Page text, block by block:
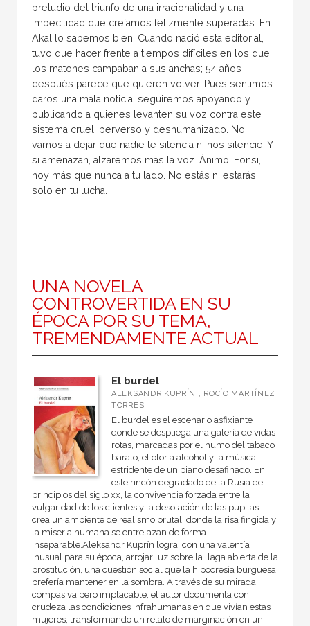
preludio del triunfo de una irracionalidad y una
imbecilidad que creíamos felizmente superadas. En
Akal lo sabemos bien. Cuando nació esta editorial,
tuvo que hacer frente a tiempos difíciles en los que
los matones campaban a sus anchas; 54 años
después parece que quieren volver. Pues sentimos
daros una mala noticia: seguiremos apoyando y
publicando a quienes levanten su voz contra este
sistema cruel, perverso y deshumanizado. No
vamos a dejar que nadie te silencia ni nos silencie. Y
si amenazan, alzaremos más la voz. Ánimo, Fonsi,
hoy más que nunca a tu lado. No estás ni estarás
solo en tu lucha.
UNA NOVELA
CONTROVERTIDA EN SU
ÉPOCA POR SU TEMA,
TREMENDAMENTE ACTUAL
El burdel
ALEKSANDR KUPRÍN , ROCÍO MARTÍNEZ
TORRES
El burdel es el escenario asfixiante
donde se despliega una galería de vidas
rotas, marcadas por el humo del tabaco
barato, el olor a alcohol y la música
estridente de un piano desafinado. En
este rincón degradado de la Rusia de
principios del siglo xx, la convivencia forzada entre la
vulgaridad de los clientes y la desolación de las pupilas
crea un ambiente de realismo brutal, donde la risa fingida y
la miseria humana se entrelazan de forma
inseparable.Aleksandr Kuprín logra, con una valentía
inusual para su época, arrojar luz sobre la llaga abierta de la
prostitución, una cuestión social que la hipocresía burguesa
prefería mantener en la sombra. A través de su mirada
compasiva pero implacable, el autor documenta con
crudeza las condiciones infrahumanas en que vivían estas
mujeres, transformando un relato de marginación en un